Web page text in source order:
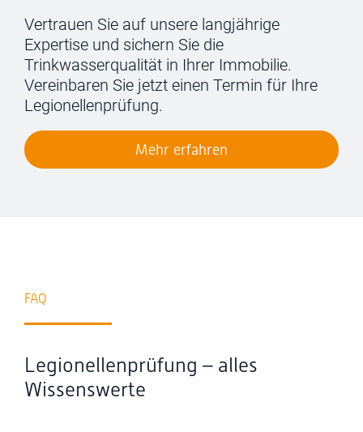
Vertrauen Sie auf unsere langjährige
Expertise und sichern Sie die
Trinkwasserqualität in Ihrer Immobilie.
Vereinbaren Sie jetzt einen Termin für Ihre
Legionellenprüfung.
Mehr erfahren
FAQ
Legionellenprüfung – alles
Wissenswerte